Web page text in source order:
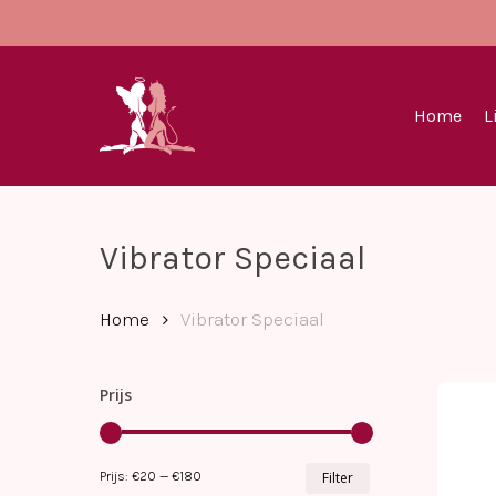
Home
Vibrator Speciaal
Home Vibrator Speciaal
Prijs
Filter
Prijs: €20 — €180